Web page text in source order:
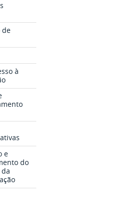
de
à
e
do